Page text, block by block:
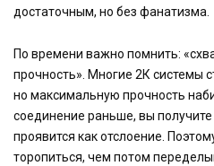
достаточным, но без фанатизма.
По времени важно помнить:
прочность». Многие 2К системы
но максимальную прочность
соединение раньше, вы
проявится как отслоение.
торопиться, чем потом